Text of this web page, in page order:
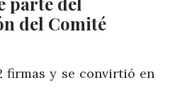
del Comité
firmas y se convirtió en